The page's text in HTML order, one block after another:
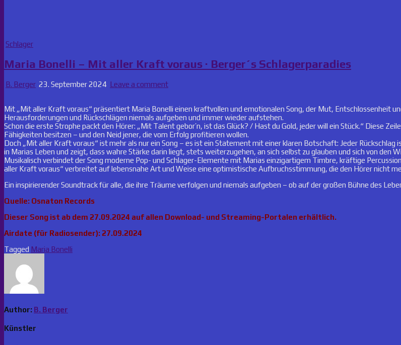
Posted
Schlager
Maria Bonelli – Mit aller Kraft voraus · Berger´s Schlagerparadies
B. Berger 23. September 2024 Leave a comment
Mit „Mit aller Kraft voraus“ präsentiert Maria Bonelli einen kraftvollen und emotionalen Song, der Mut, Entschlossenheit
Herausforderungen und Rückschlägen niemals aufgeben und immer wieder aufstehen.
Schon die erste Strophe packt den Hörer: „Mit Talent gebor’n, ist das Glück? / Hast du Gold, jeder will ein Stück.“ Diese
Fähigkeiten besitzen – und den Neid jener, die vom Erfolg profitieren wollen.
Doch „Mit aller Kraft voraus“ ist mehr als nur ein Song – es ist ein Statement mit einer klaren Botschaft: Jeder
in Marias Leben und zeigt, dass wahre Stärke darin liegt, stets weiterzugehen, an sich selbst zu glauben und sich von den
Musikalisch verbindet der Song moderne Pop- und Schlager-Elemente mit Marias einzigartigem Timbre, kräftige
aller Kraft voraus“ verbreitet auf lebensnahe Art und Weise eine optimistische Aufbruchsstimmung, die den Hörer nicht
Ein inspirierender Soundtrack für alle, die ihre Träume verfolgen und niemals aufgeben – ob auf der großen Bühne des
Quelle: Osnaton Records
Dieser Song ist ab dem 27.09.2024 auf allen Download- und Streaming-Portalen erhältlich.
Airdate (für Radiosender): 27.09.2024
Tagged Maria Bonelli
Author: B. Berger
Künstler